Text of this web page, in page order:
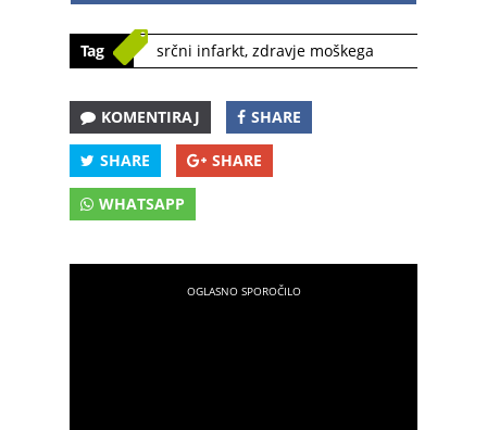
Tag srčni infarkt, zdravje moškega
KOMENTIRAJ SHARE
SHARE SHARE
WHATSAPP